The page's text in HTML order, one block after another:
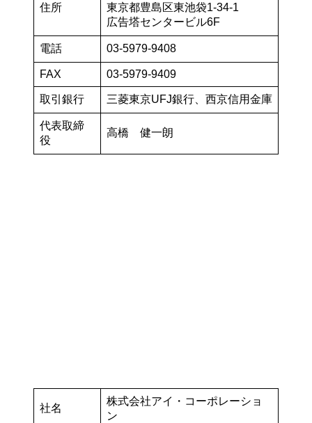
住所
東京都豊島区東池袋1-34-1
広告塔センタービル6F
電話 03-5979-9408
FAX 03-5979-9409
取引銀行 三菱東京UFJ銀行、西京信用金庫
代表取締
役
高橋 健一朗
社名
株式会社アイ・コーポレーショ
ン